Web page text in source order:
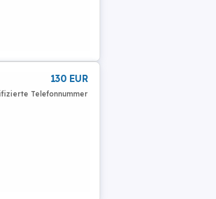
130 EUR
Telefonnummer